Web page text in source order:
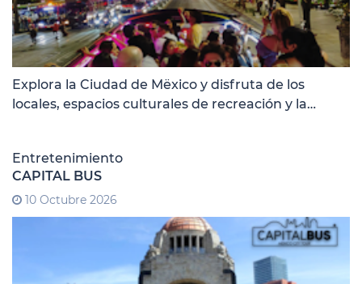
Explora la Ciudad de Mëxico y disfruta de los
locales, espacios culturales de recreación y la
Entretenimiento
CAPITAL BUS
10 Octubre 2026